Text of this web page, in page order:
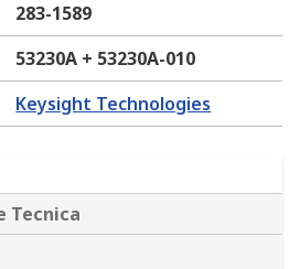
283-1589
53230A + 53230A-010
Keysight Technologies
Tecnica